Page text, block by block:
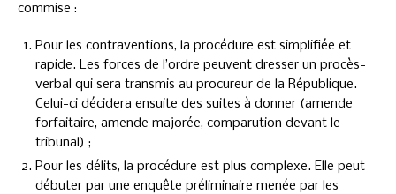
commise :
Pour les contraventions, la procédure est simplifiée et
rapide. Les forces de l’ordre peuvent dresser un procès-
verbal qui sera transmis au procureur de la République.
Celui-ci décidera ensuite des suites à donner (amende
forfaitaire, amende majorée, comparution devant le
tribunal) ;
Pour les délits, la procédure est plus complexe. Elle peut
débuter par une enquête préliminaire menée par les